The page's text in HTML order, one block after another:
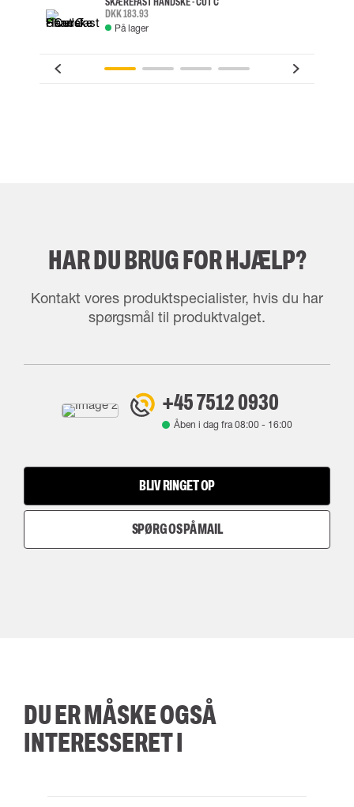
DKK 183.93
På lager
HAR DU BRUG FOR HJÆLP?
Kontakt vores produktspecialister, hvis du har
spørgsmål til produktvalget.
+45 7512 0930
Åben i dag fra08:00- 16:00
BLIV RINGET OP
SPØRG OS PÅ MAIL
DU ER MÅSKE OGSÅ
INTERESSERET I